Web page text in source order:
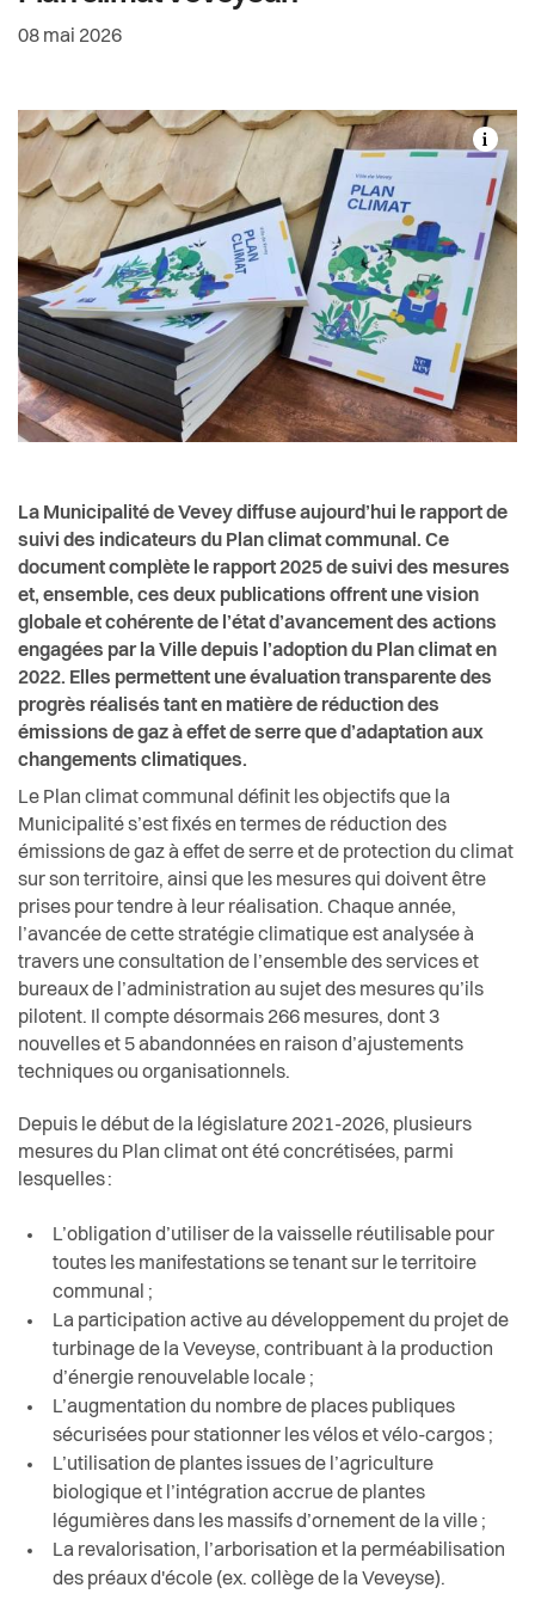
Règlements
Date de rédaction:
08 mai 2026
La Municipalité de Vevey diffuse aujourd’hui le rapport de
suivi des indicateurs du Plan climat communal. Ce
document complète le rapport 2025 de suivi des mesures
et, ensemble, ces deux publications offrent une vision
globale et cohérente de l’état d’avancement des actions
engagées par la Ville depuis l’adoption du Plan climat en
2022. Elles permettent une évaluation transparente des
progrès réalisés tant en matière de réduction des
émissions de gaz à effet de serre que d’adaptation aux
changements climatiques.
Le Plan climat communal définit les objectifs que la
Municipalité s’est fixés en termes de réduction des
émissions de gaz à effet de serre et de protection du climat
sur son territoire, ainsi que les mesures qui doivent être
prises pour tendre à leur réalisation. Chaque année,
l’avancée de cette stratégie climatique est analysée à
travers une consultation de l’ensemble des services et
bureaux de l’administration au sujet des mesures qu’ils
pilotent. Il compte désormais 266 mesures, dont 3
nouvelles et 5 abandonnées en raison d’ajustements
techniques ou organisationnels.
Depuis le début de la législature 2021-2026, plusieurs
mesures du Plan climat ont été concrétisées, parmi
lesquelles:
L’obligation d’utiliser de la vaisselle réutilisable pour
toutes les manifestations se tenant sur le territoire
communal ;
La participation active au développement du projet de
turbinage de la Veveyse, contribuant à la production
d’énergie renouvelable locale ;
L’augmentation du nombre de places publiques
sécurisées pour stationner les vélos et vélo-cargos ;
L’utilisation de plantes issues de l’agriculture
biologique et l’intégration accrue de plantes
légumières dans les massifs d’ornement de la ville ;
La revalorisation, l’arborisation et la perméabilisation
des préaux d'école (ex. collège de la Veveyse).